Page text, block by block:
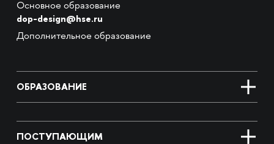
Основное образование
dop-design@hse.ru
Дополнительное образование
ОБРАЗОВАНИЕ
ПОСТУПАЮЩИМ